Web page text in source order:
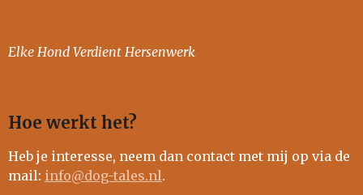
Elke Hond Verdient Hersenwerk
Hoe werkt het?
Heb je interesse, neem dan contact met mij op via de
mail: info@dog-tales.nl.